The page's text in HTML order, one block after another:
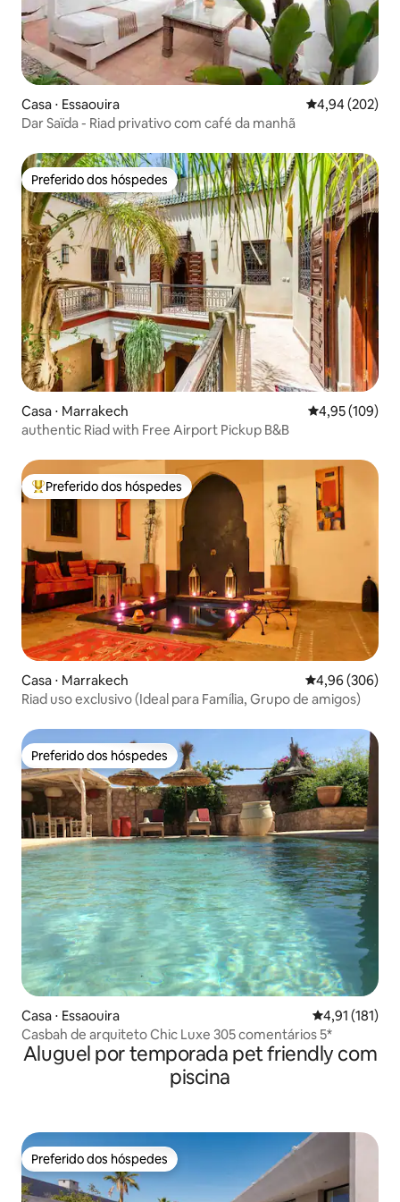
Casa ⋅ Essaouira 4,94 de uma
4,94 (202)
Dar Saïda - Riad privativo com café da manhã
Preferido dos hóspedes
Preferido dos hóspedes
Casa ⋅ Marrakech 4,95 de uma
4,95 (109)
authentic Riad with Free Airport Pickup B&B
Entre os melhores preferidos dos hóspedes
Preferido dos hóspedes
Casa ⋅ Marrakech 4,96 de uma
4,96 (306)
Riad uso exclusivo (Ideal para Família, Grupo de amigos)
Preferido dos hóspedes
Preferido dos hóspedes
Casa ⋅ Essaouira 4,91 de uma
4,91 (181)
Casbah de arquiteto Chic Luxe 305 comentários 5*
Aluguel por temporada pet friendly com
piscina
Preferido dos hóspedes
Preferido dos hóspedes